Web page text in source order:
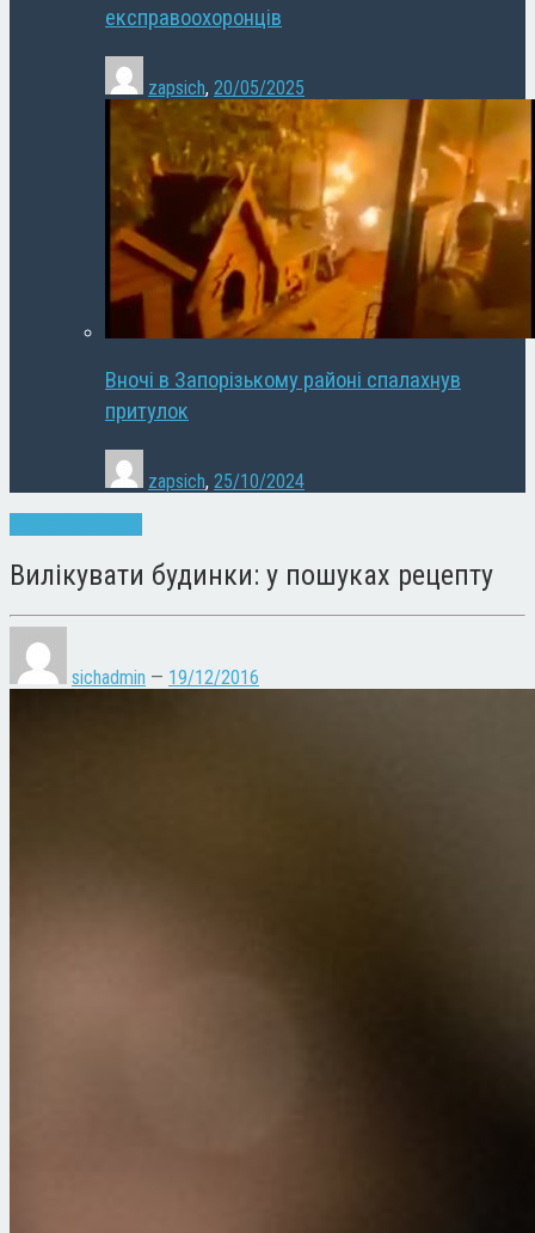
експравоохоронців
zapsich, 20/05/2025
Вночі в Запорізькому районі спалахнув
притулок
zapsich, 25/10/2024
Вилікувати будинки: у пошуках рецепту
sichadmin — 19/12/2016